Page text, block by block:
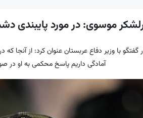
موسوی: در مورد پایبندی
با وزیر دفاع عربستان عنوان کرد: از آنجا
آمادگی داریم پاسخ محکمى به او در